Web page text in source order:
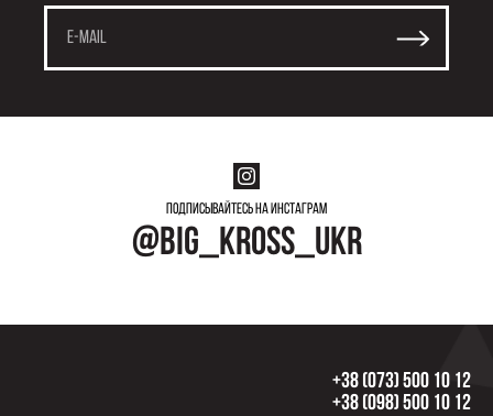
Подписывайтесь на инстаграм
@big_kross_ukr
+38 (073) 500 10 12
+38 (098) 500 10 12